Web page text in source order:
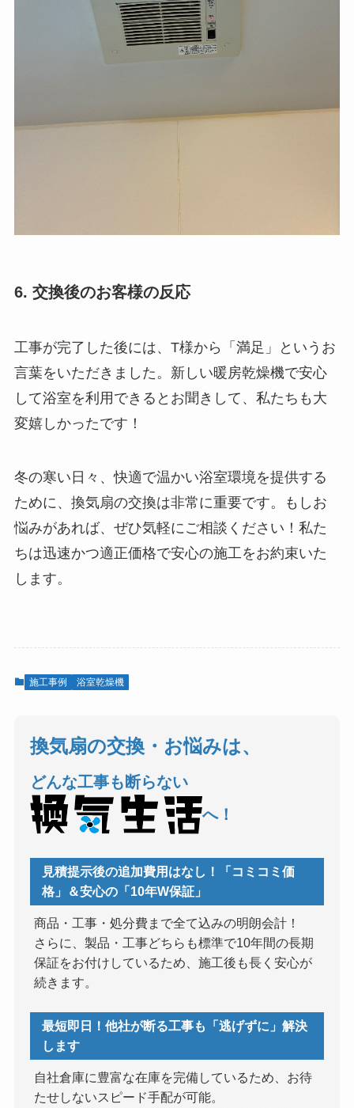
6. 交換後のお客様の反応
工事が完了した後には、T様から「満足」というお
言葉をいただきました。新しい暖房乾燥機で安心
して浴室を利用できるとお聞きして、私たちも大
変嬉しかったです！
冬の寒い日々、快適で温かい浴室環境を提供する
ために、換気扇の交換は非常に重要です。もしお
悩みがあれば、ぜひ気軽にご相談ください！私た
ちは迅速かつ適正価格で安心の施工をお約束いた
します。
施工事例 浴室乾燥機
換気扇の交換・お悩みは、
どんな工事も断らない
へ！
見積提示後の追加費用はなし！「コミコミ価
格」＆安心の「10年W保証」
商品・工事・処分費まで全て込みの明朗会計！
さらに、製品・工事どちらも標準で10年間の長期
保証をお付けしているため、施工後も長く安心が
続きます。
最短即日！他社が断る工事も「逃げずに」解決
します
自社倉庫に豊富な在庫を完備しているため、お待
たせしないスピード手配が可能。